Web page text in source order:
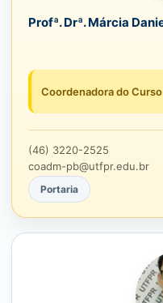
Profª. Drª. Márcia
Coordenadora do Curso
(46) 3220-2525
coadm-pb@utfpr.edu.br
Portaria